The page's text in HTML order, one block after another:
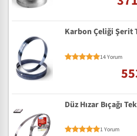
Karbon Çeliği Şerit
14 Yorum
Düz Hızar Bıçağı
1 Yorum